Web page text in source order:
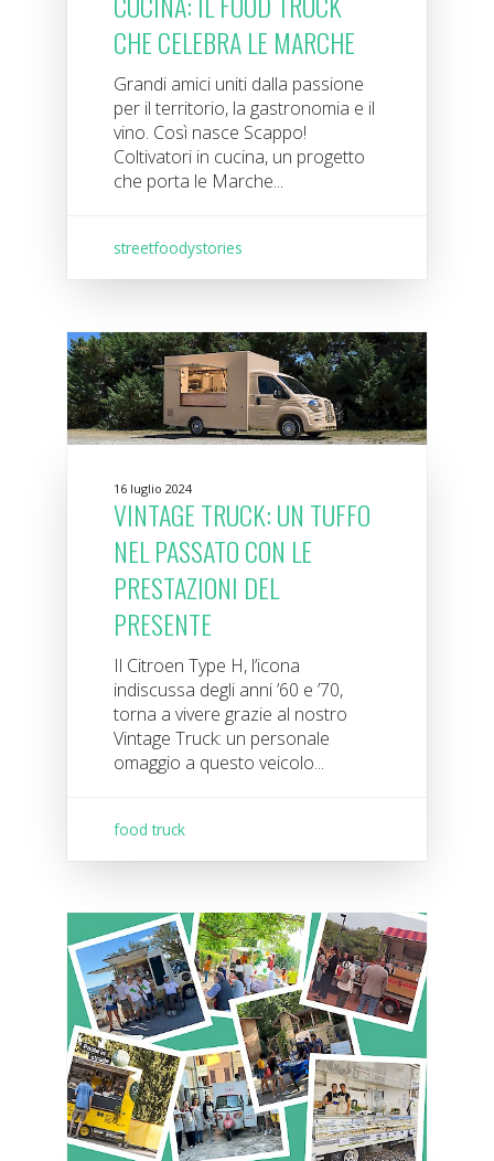
CHE CELEBRA LE MARCHE
Grandi amici uniti dalla passione
per il territorio, la gastronomia e il
vino. Così nasce Scappo!
Coltivatori in cucina, un progetto
che porta le Marche...
streetfoodystories
16 luglio 2024
VINTAGE TRUCK: UN TUFFO
NEL PASSATO CON LE
PRESTAZIONI DEL
PRESENTE
Il Citroen Type H, l’icona
indiscussa degli anni ’60 e ’70,
torna a vivere grazie al nostro
Vintage Truck: un personale
omaggio a questo veicolo...
food truck